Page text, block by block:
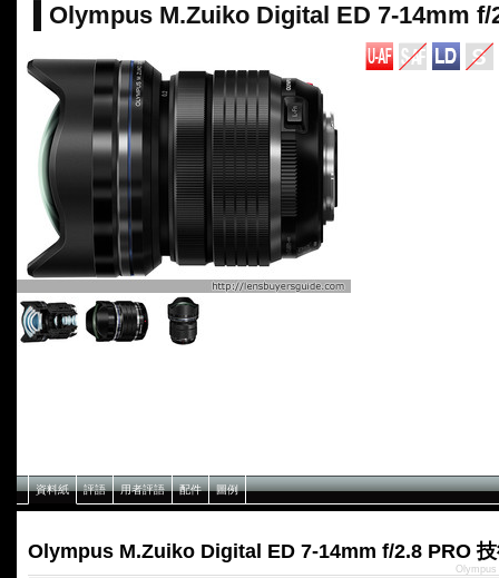
Olympus M.Zuiko Digital ED 7-14mm f/
資料紙 評語 用者評語 配件 圖例
Olympus M.Zuiko Digital ED 7-14mm f/2.8 PRO